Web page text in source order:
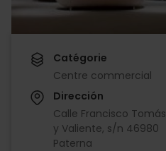
Catégorie
Centre commercial
Dirección
Calle Francisco Tomás
y Valiente, s/n 46980
Paterna